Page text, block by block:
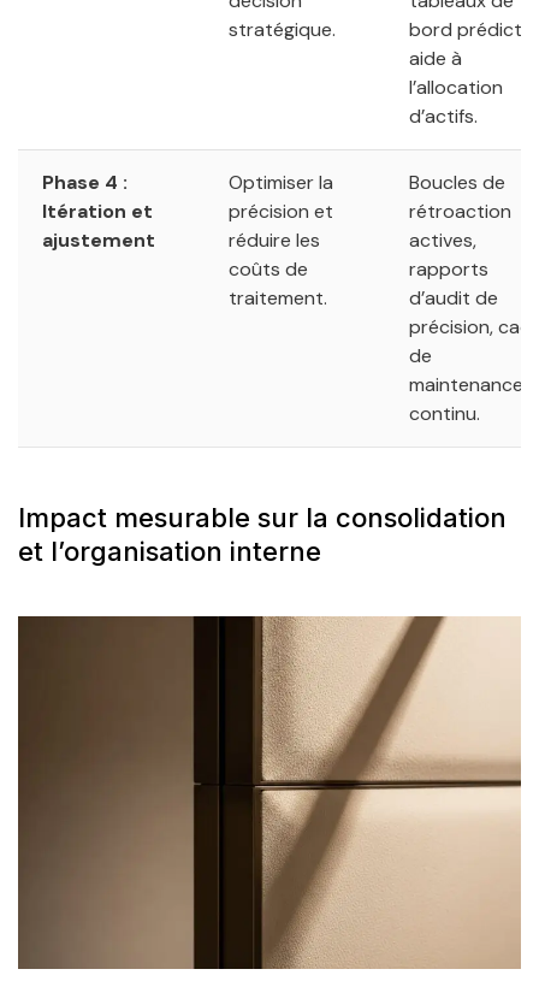
stratégique.
bord
aide à
l’allocation
d’actifs.
Phase 4 :
Itération et
ajustement
Optimiser la
précision et
réduire les
coûts de
traitement.
Boucles de
rétroaction
actives,
rapports
d’audit de
précision,
de
maintenance
continu.
Impact mesurable sur la consolidation
et l’organisation interne